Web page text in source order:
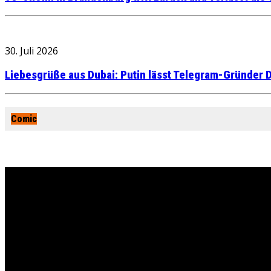
30. Juli 2026
Liebesgrüße aus Dubai: Putin lässt Telegram-Gründer
Comic